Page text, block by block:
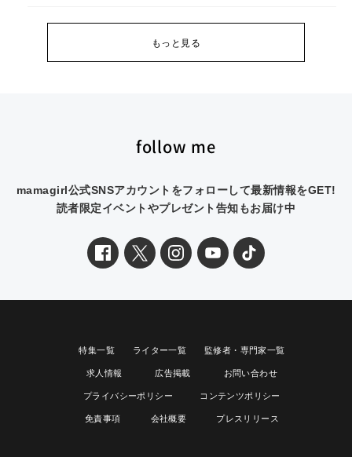
もっと見る
follow me
mamagirl公式SNSアカウントをフォローして最新情報をGET!
読者限定イベントやプレゼント告知もお届け中
特集一覧 ライター一覧 監修者・専門家一覧
求人情報 広告掲載 お問い合わせ
プライバシーポリシー コンテンツポリシー
免責事項 会社概要 プレスリリース